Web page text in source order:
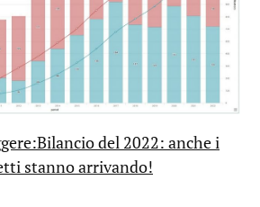
del 2022: anche i
stanno arrivando!